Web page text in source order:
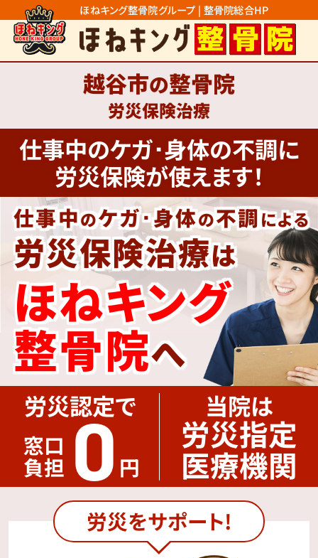
ほねキング整骨院グループ | 整骨院総合HP
越谷市の整骨院
労災保険治療
仕事中のケガ･身体の不調に
労災保険が使えます！
仕事中のケガ･身体の不調による
労災保険治療は
ほねキング
整骨院へ
労災認定で
窓口
負担 0 円
当院は
労災指定
医療機関
労災をサポート!